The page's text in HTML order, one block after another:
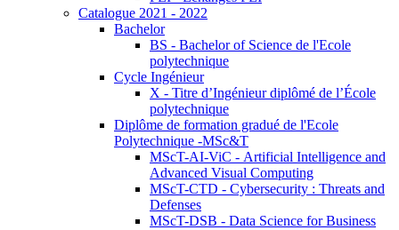
Catalogue 2021 - 2022
Bachelor
BS - Bachelor of Science de l'Ecole
polytechnique
Cycle Ingénieur
X - Titre d’Ingénieur diplômé de l’École
polytechnique
Diplôme de formation gradué de l'Ecole
Polytechnique -MSc&T
MScT-AI-ViC - Artificial Intelligence and
Advanced Visual Computing
MScT-CTD - Cybersecurity : Threats and
Defenses
MScT-DSB - Data Science for Business